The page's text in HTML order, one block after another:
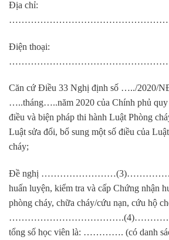
Địa chỉ:
Điện thoại:
Căn cứ Điều 33 Nghị định số …../2020/
…..tháng…..năm 2020 của Chính phủ quy
điều và biện pháp thi hành Luật Phòng
Luật sửa đổi, bổ sung một số điều của
cháy;
Đề nghị
huấn luyện, kiểm tra và cấp Chứng nhận
phòng cháy, chữa cháy/cứu nạn, cứu hộ
tổng số học viên là: …………. (có danh